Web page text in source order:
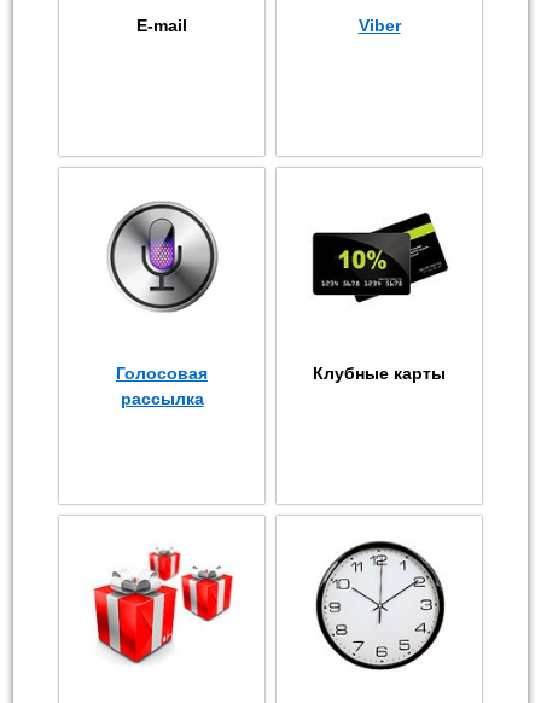
E-mail Viber
Голосовая
рассылка
Клубные карты